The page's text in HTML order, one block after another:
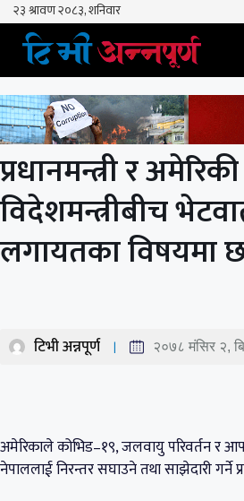
Skip
content
प्रधानमन्त्री र
विदेशमन्त्रीबीच
लगायतका
टिभी अन्नपूर्ण २०७८ मंसिर २,
अमेरिकाले कोभिड–१९, जलवायु परिवर्तन र
नेपाललाई निरन्तर सघाउने तथा साझेदारी गर्ने